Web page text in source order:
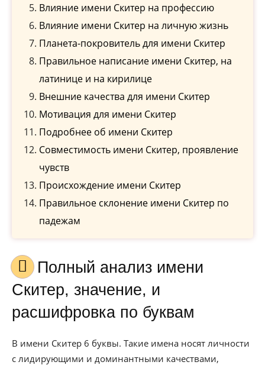
Влияние имени Скитер на профессию
Влияние имени Скитер на личную жизнь
Планета-покровитель для имени Скитер
Правильное написание имени Скитер, на
латинице и на кирилице
Внешние качества для имени Скитер
Мотивация для имени Скитер
Подробнее об имени Скитер
Совместимость имени Скитер, проявление
чувств
Происхождение имени Скитер
Правильное склонение имени Скитер по
падежам
Полный анализ имени
Скитер, значение, и
расшифровка по буквам
В имени Скитер 6 буквы. Такие имена носят личности
с лидирующими и доминантными качествами,